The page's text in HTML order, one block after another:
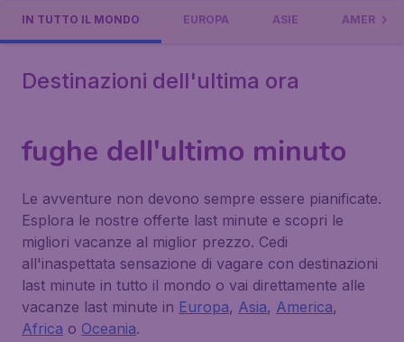
IN TUTTO IL MONDO EUROPA ASIE AMERICA
Destinazioni dell'ultima ora
fughe dell'ultimo minuto
Le avventure non devono sempre essere pianificate.
Esplora le nostre offerte last minute e scopri le
migliori vacanze al miglior prezzo. Cedi
all'inaspettata sensazione di vagare con destinazioni
last minute in tutto il mondo o vai direttamente alle
vacanze last minute in Europa, Asia, America,
Africa o Oceania.